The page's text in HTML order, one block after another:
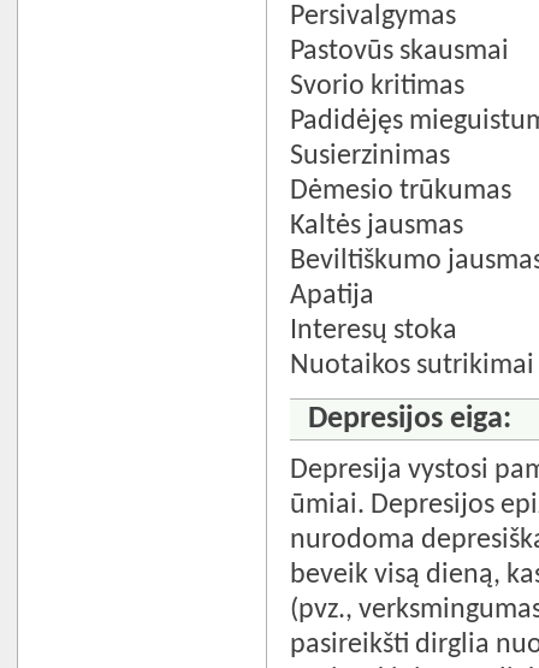
Persivalgymas
Pastovūs skausmai
Svorio kritimas
Padidėjęs
Susierzinimas
Dėmesio trūkumas
Kaltės jausmas
Beviltiškumo
Apatija
Interesų stoka
Nuotaikos sutrikimai
Depresijos eiga:
Depresija vystosi
ūmiai. Depresijos
nurodoma
beveik visą dieną,
(pvz.,
pasireikšti dirglia